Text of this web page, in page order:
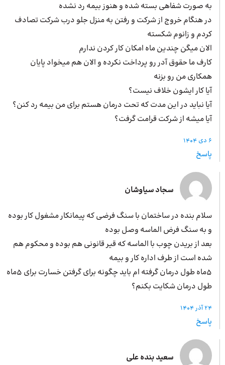
به صورت شفاهی بسته شده و هنوز بیمه رد نشده
در هنگام خروج از شرکت و رفتن به منزل جلو درب شرکت تصادف
کردم و زانوم شکسته
الان میگن چندین ماه امکان کار کردن ندارم
کارف ما حقوق آدر رو پرداخت نکرده و الان هم میخواد پایان
همکاری من رو بزنه
آیا کار ایشون خلاف نیست؟
آیا نباید در این مدت که تحت درمان هستم برای من بیمه رد کنن؟
آیا میشه از شرکت قرامت گرفت؟
6 دی 1404
پاسخ
سجاد سیاوشان
سلام بنده در ساختمان با سنگ فرضی که پیمانکار مشغول کار بوده
و به سنگ فرض الماسه وصل بوده
بعد از بریدن چوب با الماسه که قیر قانونی هم بوده و محکوم هم
شده است از طرف اداره کار و بیمه
۵ماه طول درمان گرفته ام باید چگونه برای گرفتن خسارت برای ۵ماه
طول درمان شکایت بکنم؟
24 آذر 1404
پاسخ
سعید بنده علی